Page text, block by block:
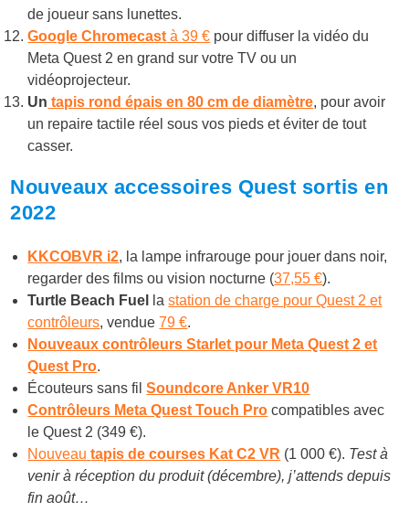
de joueur sans lunettes.
Google Chromecast à 39 € pour diffuser la vidéo du
Meta Quest 2 en grand sur votre TV ou un
vidéoprojecteur.
Un tapis rond épais en 80 cm de diamètre, pour avoir
un repaire tactile réel sous vos pieds et éviter de tout
casser.
Nouveaux accessoires Quest sortis en
2022
KKCOBVR i2, la lampe infrarouge pour jouer dans noir,
regarder des films ou vision nocturne (37,55 €).
Turtle Beach Fuel
lastation de charge pour Quest 2 et
contrôleurs, vendue79 €.
Nouveaux contrôleurs Starlet pour Meta Quest 2 et
Quest Pro.
Écouteurs sans filSoundcore Anker VR10
Contrôleurs Meta Quest Touch Pro compatibles avec
le Quest 2 (349 €).
Nouveautapis de courses Kat C2 VR (1 000 €). Test à
venir à réception du produit (décembre), j’attends depuis
fin août…